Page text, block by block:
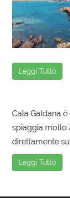
Leggi Tutto
Cala Galdana
spiaggia molto
direttamente
Leggi Tutto